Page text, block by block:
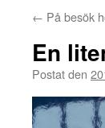
← På besök
En
Postat den